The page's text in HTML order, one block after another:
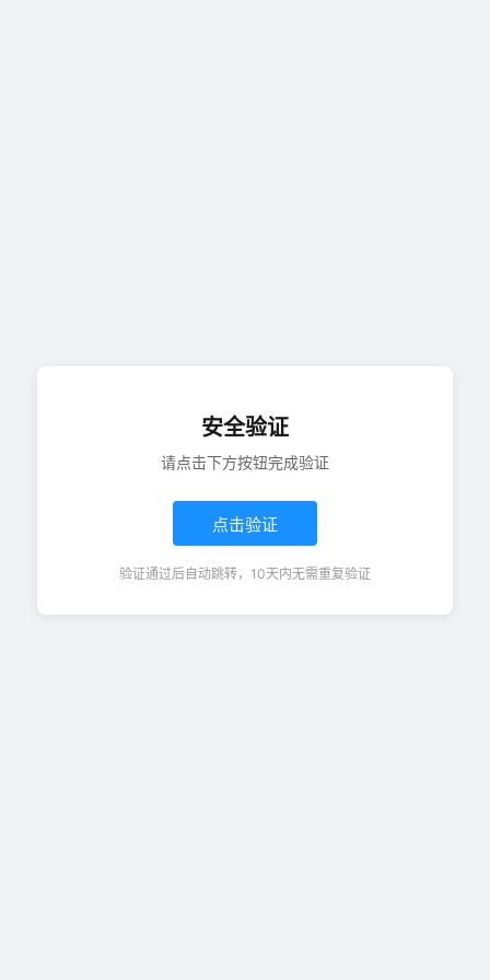
安全验证
请点击下方按钮完成验证
点击验证
验证通过后自动跳转，10天内无需重复验证